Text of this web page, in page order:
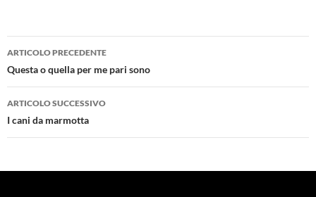
Navigazione
articolo
ARTICOLO PRECEDENTE
Questa o quella per me pari sono
ARTICOLO SUCCESSIVO
I cani da marmotta